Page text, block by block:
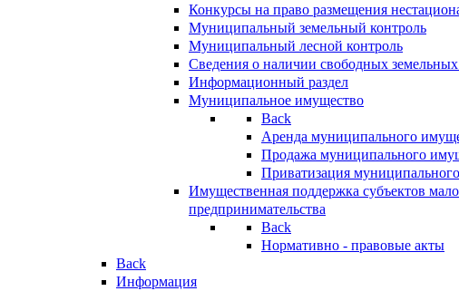
Конкурсы на право размещения
Муниципальный земельный контроль
Муниципальный лесной контроль
Сведения о наличии свободных земельных
Информационный раздел
Муниципальное имущество
Back
Аренда муниципального
Продажа муниципального
Приватизация
Имущественная поддержка субъектов
предпринимательства
Back
Нормативно - правовые акты
Back
Информация